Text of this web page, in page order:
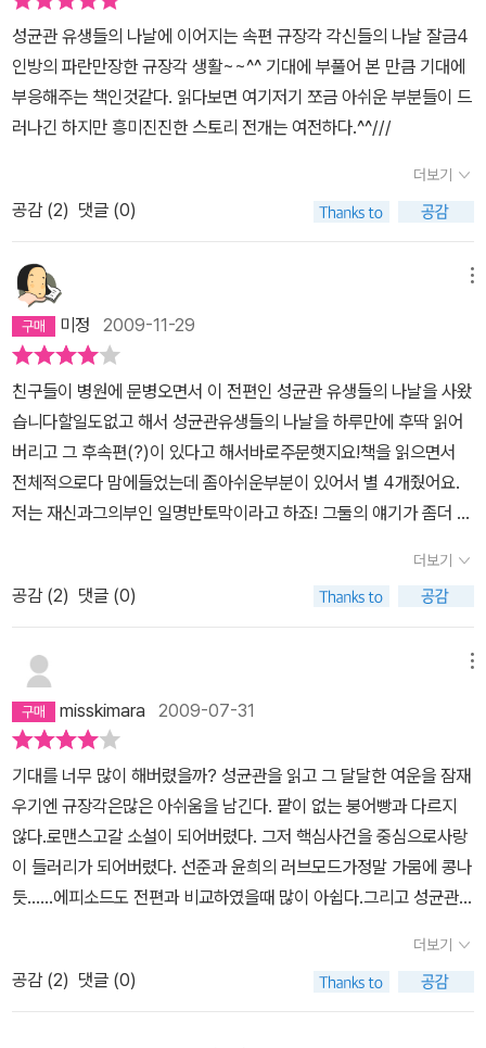
백배는 더 진지하게 다가가 상대방을 감동시킬 수 있다고 말하면서
말이다...
시다 같다.억울해라..이 책이 허접하다는 뜻은 절대 아니다.하지만 난
로설 매니아로서 이 책을 기다렸고,나름대로 아직 진행되고 있는 선
준과 윤식의 사랑을 보고 싶었으며,성균관때의 그 가슴 떨리고 안타
까운 그들의 사랑이 더 활활 타오르는 모습을 규장각에서기다렸었다.
근데..그들의 로맨스가 별로 없다.2% 부족한게 아니라 2%밖에 없다.
흑흑..정은궐님 너무 하십니다.!!30년 가까이 로설을 보면서 요즘 쏟
아지는 로설들에는<섹스는 있지만 사랑은 없다>는 로망띠끄에올라
짜릿짜릿한 그런 사랑이 요즘 로설에선 찾아보기 힘들다.좀 더 구체
적이고 영상으로 보여지는 듯한 정사씬만이 가득가득한 책들이 넘치
고 넘친다.그래서 성균관 2탄을 더 기다렸었나 보다.성균관 속에는
젊음도 그들의 정신도 학문도 열정도 있었고, 무엇보다도 그 안엔 나
이40을 바라보는 메말라가는 내 마음도 설레게한 <사랑>도 있었기
때문이다.그래서....난 규장각이 넘 아쉽다.좀 더 윤희와 선준 커플에
게, 또 여러 알콩달콩한 그들의 에피소드들이 많이 많이 실려있었으
면훨씬 흐뭇한로설이 되었을 터인데...규장각에는 로맨스가 완전 부
족하당..흑흑흑...난 윤식과 선준의 로맨스가 더 보고 싶다.규장각.....
성균관 유생들의 나날에 이어지는 속편 규장각 각신들의 나날 잘금4
인방의 파란만장한 규장각 생활~~^^ 기대에 부풀어 본 만큼 기대에
부응해주는 책인것같다. 읽다보면 여기저기 쪼금 아쉬운 부분들이 드
러나긴 하지만 흥미진진한 스토리 전개는 여전하다.^^///
더보기
공감 (2) 댓글 (0)
미정 2009-11-29
친구들이 병원에 문병오면서 이 전편인 성균관 유생들의 나날을 사왔
습니다할일도없고 해서 성균관유생들의 나날을 하루만에 후딱 읽어
버리고 그 후속편(?)이 있다고 해서바로주문햇지요!책을 읽으면서
전체적으로다 맘에들었는데 좀아쉬운부분이 있어서 별 4개줬어요.
저는 재신과그의부인 일명반토막이라고 하죠! 그둘의 얘기가 좀더 자
어요.. 또 엄마께선 책을 읽으면서 다 해피앤딩인데다가 뻔한 스토리
같다고그러셨구요근데전해피앤딩이맘에듭니다 ㅎ그런아쉬운부분빼
고는 정말 재미잇고 좋은책인거같아요!
더보기
공감 (2) 댓글 (0)
misskimara 2009-07-31
기대를 너무 많이 해버렸을까? 성균관을 읽고 그 달달한 여운을 잠재
우기엔 규장각은많은 아쉬움을 남긴다. 팥이 없는 붕어빵과 다르지
않다.로맨스고갈 소설이 되어버렸다. 그저 핵심사건을 중심으로사랑
이 들러리가 되어버렸다. 선준과 윤희의 러브모드가정말 가뭄에 콩나
듯......에피소드도 전편과 비교하였을때 많이 아쉽다.그리고 성균관을
는 계속 되고 있다.규장각 다음의 이야기 전개는 독자의 상상에 맡기
거나....후편이 또 나올수도?....암튼 기대를 많이 했다. 기대가 많았던
나머지 실망이 클수밖에 없다.
더보기
공감 (2) 댓글 (0)